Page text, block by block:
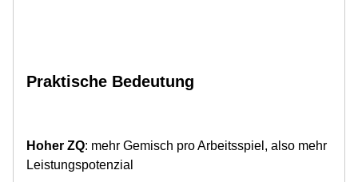
Praktische Bedeutung
Hoher ZQ: mehr Gemisch pro Arbeitsspiel, also mehr
Leistungspotenzial